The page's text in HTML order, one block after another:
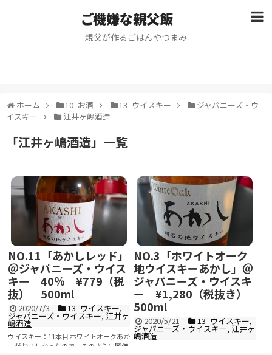
ご機嫌な親父飯
親父が作るごはんやつまみ
ホーム 10_お酒 13_ウイスキー
ジャパニーズ・ウ
イスキー
江井ヶ嶋酒造
「江井ヶ嶋酒造」 一覧
NO.11「あかしレッド」
＠ジャパニーズ・ウイス
キー 40％ ¥779（税
抜） 500ml
2020/7/3 13_ウイスキー,
ジャパニーズ・ウイスキー,江井ヶ
嶋酒造
ウイスキー：11本目 ホワイトオークあか
しがおいしかったので、そのさらに廉価
NO.3「ホワイトオーク
地ウイスキーあかし」＠
ジャパニーズ・ウイスキ
ー ¥1,280（税抜き）
500ml
2020/5/21 13_ウイスキー,
ジャパニーズ・ウイスキー,江井ヶ
嶋酒造
ウイスキー：3本目 江井ヶ嶋酒造株式会